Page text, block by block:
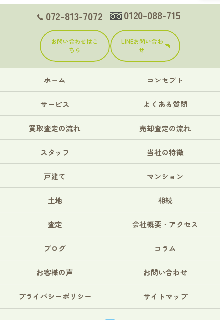
072-813-7072 0120-088-715
お問い合わせはこ
ちら
LINEお問い合わ
せ
ホーム コンセプト
サービス よくある質問
買取査定の流れ 売却査定の流れ
スタッフ 当社の特徴
戸建て マンション
土地 相続
査定 会社概要・アクセス
ブログ コラム
お客様の声 お問い合わせ
プライバシーポリシー サイトマップ